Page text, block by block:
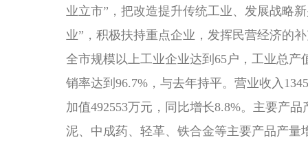
业立市”，把改造提升传统工业、发展战略
业”，积极扶持重点企业，发挥民营经济的
全市规模以上工业企业达到65户，工业总产
销率达到96.7%，与去年持平。营业收入
加值492553万元，同比增长8.8%。主要产
泥、中成药、轻革、铁合金等主要产品产量